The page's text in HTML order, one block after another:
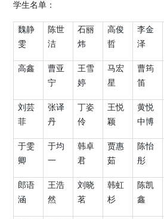
学生名单：
魏静
雯
陈世
洁
石丽
炜
高俊
哲
李金
泽
高鑫
曹亚
宁
王雪
婷
马宏
星
曹筠
笛
刘芸
菲
张译
丹
丁姿
伶
王悦
颖
黄悦
中博
于雯
卿
于均
一
韩卓
君
贾惠
茹
陈怡
彤
郎语
涵
王浩
然
刘晓
茗
韩虹
杉
陈凯
鑫